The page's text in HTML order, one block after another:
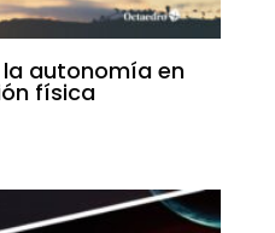
la autonomía en
física